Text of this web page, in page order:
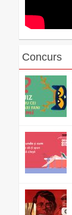
Concurs